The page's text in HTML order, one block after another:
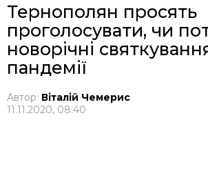
Тернополян просять
проголосувати, чи
новорічні
пандемії
Автор: Віталій Чемерис
11.11.2020, 08:40